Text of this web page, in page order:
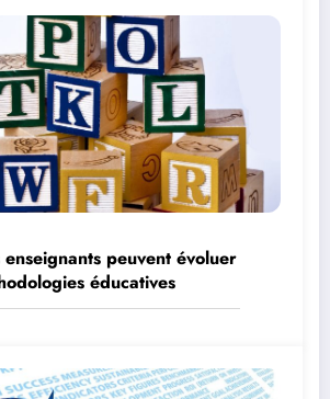
enseignants peuvent évoluer
éducatives